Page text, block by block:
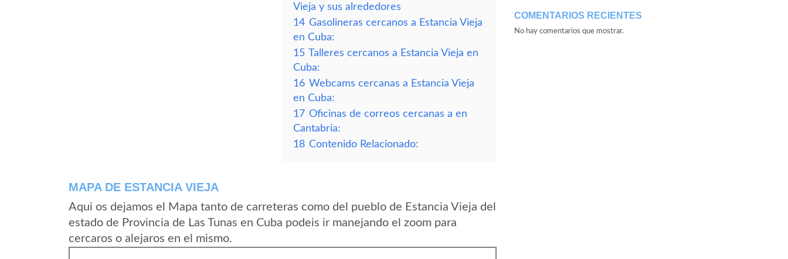
Vieja y sus alrededores
14 Gasolineras cercanos a Estancia Vieja
en Cuba:
15 Talleres cercanos a Estancia Vieja en
Cuba:
16 Webcams cercanas a Estancia Vieja
en Cuba:
17 Oficinas de correos cercanas a en
Cantabria:
18 Contenido Relacionado:
MAPA DE ESTANCIA VIEJA
Aqui os dejamos el Mapa tanto de carreteras como del pueblo de Estancia Vieja del
estado de Provincia de Las Tunas en Cuba podeis ir manejando el zoom para
cercaros o alejaros en el mismo.
COMENTARIOS RECIENTES
No hay comentarios que mostrar.